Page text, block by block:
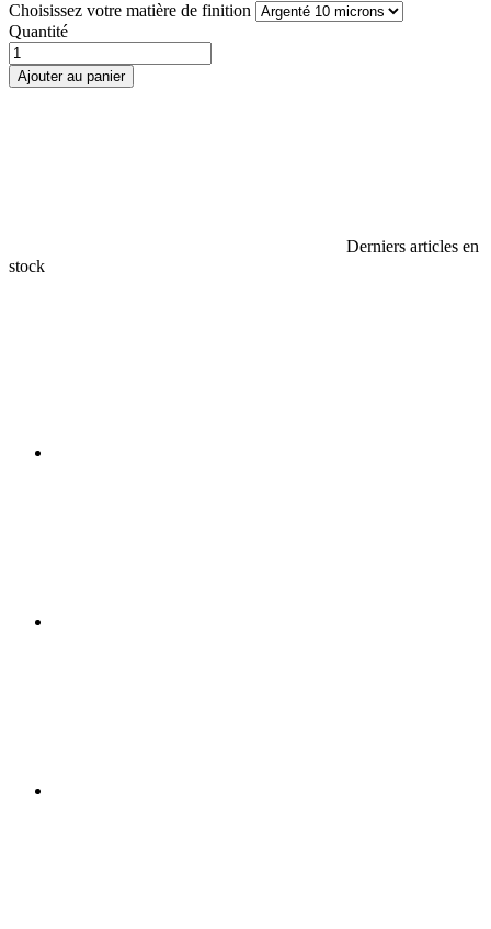
Choisissez votre matière de finition
Quantité
Ajouter au panier
Derniers articles en
stock